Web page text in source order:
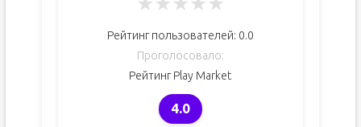
Рейтинг пользователей: 0.0
Проголосовало:
Рейтинг Play Market
4.0